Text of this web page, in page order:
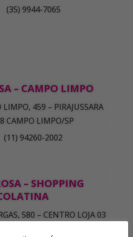
(35) 9944-7065
– CAMPO LIMPO
LIMPO, 459 – PIRAJUSSARA
CAMPO LIMPO/SP
(11) 94260-2002
– SHOPPING
580 – CENTRO LOJA 03